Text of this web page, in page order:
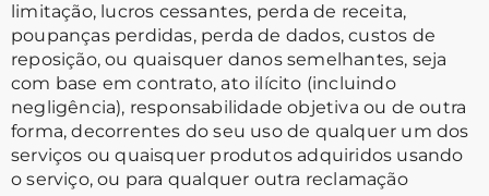
limitação, lucros cessantes, perda de receita,
poupanças perdidas, perda de dados, custos de
reposição, ou quaisquer danos semelhantes, seja
com base em contrato, ato ilícito (incluindo
negligência), responsabilidade objetiva ou de outra
forma, decorrentes do seu uso de qualquer um dos
serviços ou quaisquer produtos adquiridos usando
o serviço, ou para qualquer outra reclamação